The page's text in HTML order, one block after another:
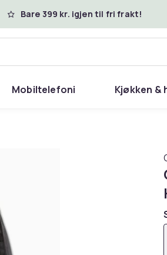
Bare 399 kr. igjen til fri frakt!
Mobiltelefoni Kjøkken &